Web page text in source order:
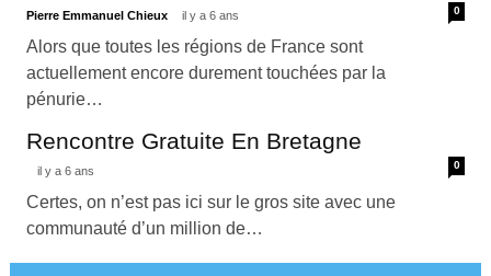
Pierre Emmanuel Chieux il y a 6 ans 0
Alors que toutes les régions de France sont
actuellement encore durement touchées par la
pénurie…
Rencontre Gratuite En Bretagne
il y a 6 ans 0
Certes, on n’est pas ici sur le gros site avec une
communauté d’un million de…